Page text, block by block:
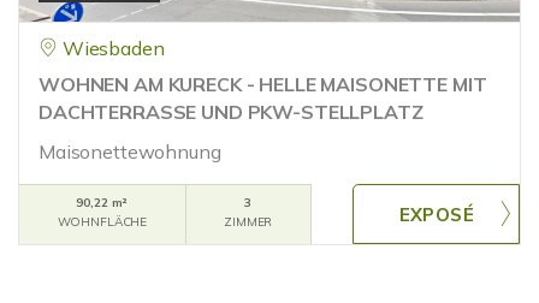
Wiesbaden
WOHNEN AM KURECK - HELLE MAISONETTE MIT
DACHTERRASSE UND PKW-STELLPLATZ
Maisonettewohnung
90,22 m²
WOHNFLÄCHE
3
ZIMMER